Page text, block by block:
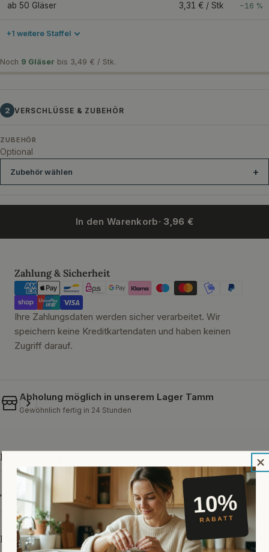
ab 50 Gläser 3,31 € / Stk −16 %
+1 weitere Staffel
Noch 9 Gläser bis 3,49 € / Stk.
2 VERSCHLÜSSE & ZUBEHÖR
ZUBEHÖR
Optional
Zubehör wählen
In den Warenkorb· 3,96 €
Zahlung & Sicherheit
Zahlungsmethoden
Ihre Zahlungsdaten werden sicher verarbeitet. Wir
speichern keine Kreditkartendaten und haben keinen
Zugriff darauf.
Abholung möglich in unserem Lager Tamm
Gewöhnlich fertig in 24 Stunden
Beschreibung
Technische Daten
Herstellerangaben